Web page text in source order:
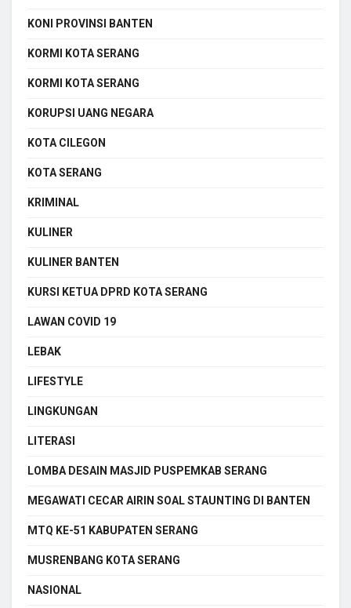
KONI PROVINSI BANTEN
KORMI KOTA SERANG
KORMI KOTA SERANG
KORUPSI UANG NEGARA
KOTA CILEGON
KOTA SERANG
KRIMINAL
KULINER
KULINER BANTEN
KURSI KETUA DPRD KOTA SERANG
LAWAN COVID 19
LEBAK
LIFESTYLE
LINGKUNGAN
LITERASI
LOMBA DESAIN MASJID PUSPEMKAB SERANG
MEGAWATI CECAR AIRIN SOAL STAUNTING DI BANTEN
MTQ KE-51 KABUPATEN SERANG
MUSRENBANG KOTA SERANG
NASIONAL